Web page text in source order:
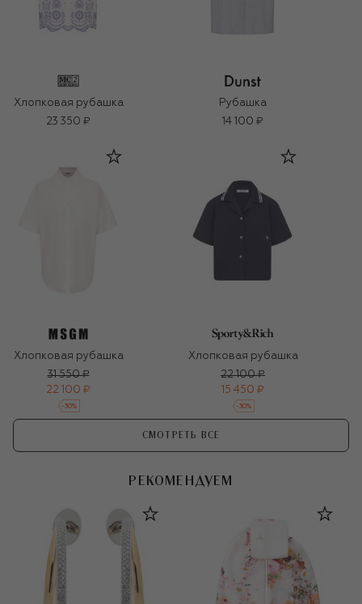
Хлопковая рубашка
23 350 ₽
Рубашка
14 100 ₽
Хлопковая рубашка
31 550 ₽
22 100 ₽
-30%
Хлопковая рубашка
22 100 ₽
15 450 ₽
-30%
СМОТРЕТЬ ВСЕ
РЕКОМЕНДУЕМ